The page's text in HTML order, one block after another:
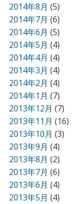
2014年8月 (5)
2014年7月 (6)
2014年6月 (5)
2014年5月 (4)
2014年4月 (4)
2014年3月 (4)
2014年2月 (4)
2014年1月 (7)
2013年12月 (7)
2013年11月 (16)
2013年10月 (3)
2013年9月 (4)
2013年8月 (2)
2013年7月 (6)
2013年6月 (4)
2013年5月 (4)